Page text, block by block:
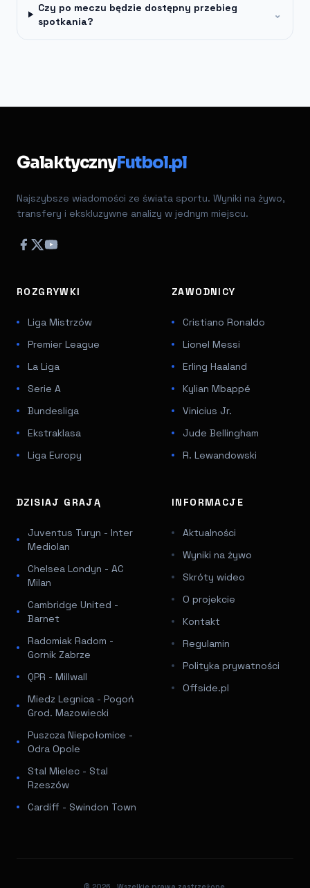
Czy po meczu będzie dostępny przebieg
spotkania?
⌄
GalaktycznyFutbol.pl
Najszybsze wiadomości ze świata sportu. Wyniki na żywo,
transfery i ekskluzywne analizy w jednym miejscu.
ROZGRYWKI
Liga Mistrzów
Premier League
La Liga
Serie A
Bundesliga
Ekstraklasa
Liga Europy
ZAWODNICY
Cristiano Ronaldo
Lionel Messi
Erling Haaland
Kylian Mbappé
Vinicius Jr.
Jude Bellingham
R. Lewandowski
DZISIAJ GRAJĄ
Juventus Turyn - Inter
Mediolan
Chelsea Londyn - AC
Milan
Cambridge United -
Barnet
Radomiak Radom -
Gornik Zabrze
QPR - Millwall
Miedz Legnica - Pogoń
Grod. Mazowiecki
Puszcza Niepołomice -
Odra Opole
Stal Mielec - Stal
Rzeszów
Cardiff - Swindon Town
INFORMACJE
Aktualności
Wyniki na żywo
Skróty wideo
O projekcie
Kontakt
Regulamin
Polityka prywatności
Offside.pl